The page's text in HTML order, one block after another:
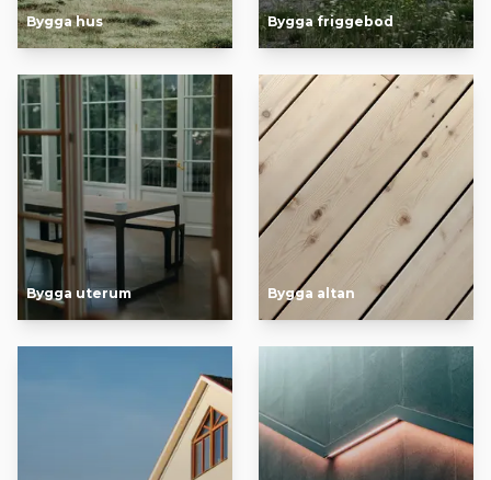
Bygga hus Bygga friggebod
Bygga uterum Bygga altan